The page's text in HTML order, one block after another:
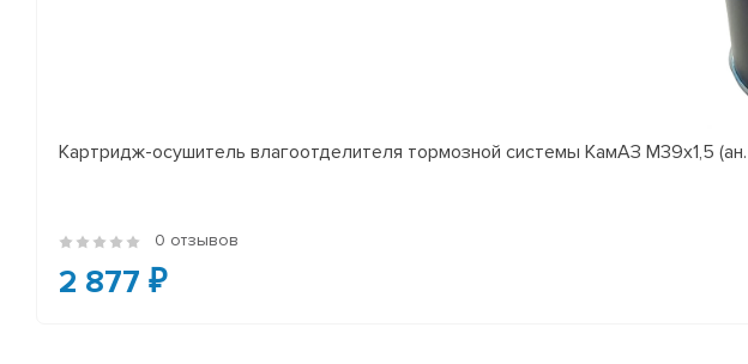
Картридж-осушитель влагоотделителя тормозной системы КамАЗ M39x1,5
0 отзывов
2 877 ₽